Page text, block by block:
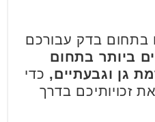
בתחום בדק עבורכם
ביותר בתחום
גן וגבעתיים, כדי
זכויותיכם בדרך